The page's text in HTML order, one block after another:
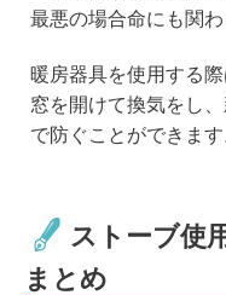
最悪の場合命にも関わ
暖房器具を使用する
窓を開けて換気をし
で防ぐことができます
ストーブ使
まとめ